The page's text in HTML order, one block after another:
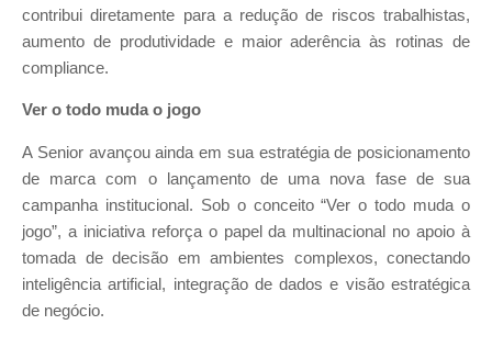
contribui diretamente para a redução de riscos trabalhistas,
aumento de produtividade e maior aderência às rotinas de
compliance.
Ver o todo muda o jogo
A Senior avançou ainda em sua estratégia de posicionamento
de marca com o lançamento de uma nova fase de sua
campanha institucional. Sob o conceito “Ver o todo muda o
jogo”, a iniciativa reforça o papel da multinacional no apoio à
tomada de decisão em ambientes complexos, conectando
inteligência artificial, integração de dados e visão estratégica
de negócio.